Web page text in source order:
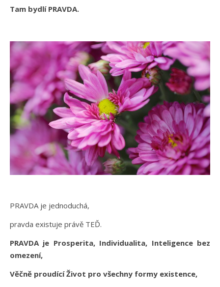
Tam bydlí PRAVDA.
PRAVDA je jednoduchá,
pravda existuje právě TEĎ.
PRAVDA je Prosperita, Individualita, Inteligence bez
omezení,
Věčně proudící Život pro všechny formy existence,